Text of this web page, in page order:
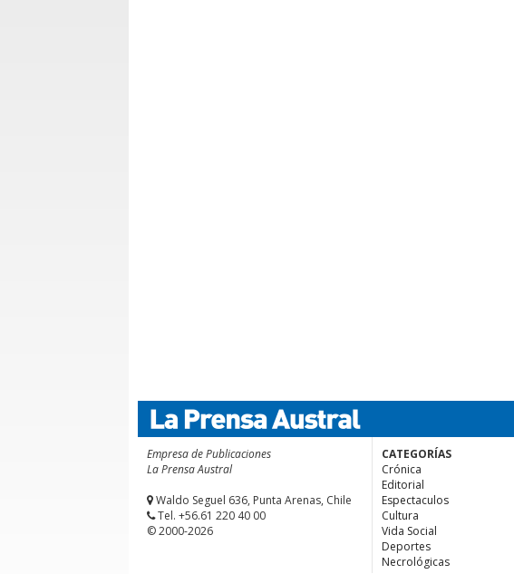
Empresa de Publicaciones
La Prensa Austral
Waldo Seguel 636, Punta Arenas, Chile
Tel. +56.61 220 40 00
© 2000-2026
CATEGORÍAS
Crónica
Editorial
Espectaculos
Cultura
Vida Social
Deportes
Necrológicas